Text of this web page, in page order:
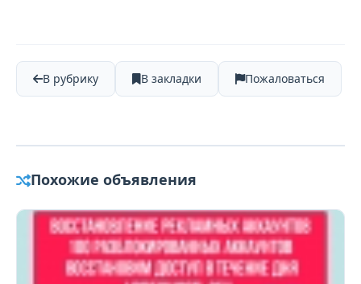
В рубрику В закладки Пожаловаться
Похожие объявления